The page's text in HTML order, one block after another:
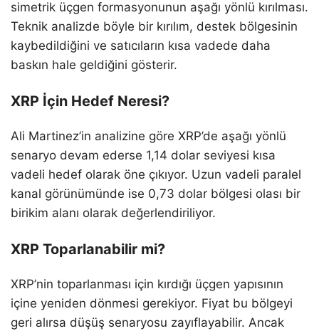
simetrik üçgen formasyonunun aşağı yönlü kırılması.
Teknik analizde böyle bir kırılım, destek bölgesinin
kaybedildiğini ve satıcıların kısa vadede daha
baskın hale geldiğini gösterir.
XRP İçin Hedef Neresi?
Ali Martinez’in analizine göre XRP’de aşağı yönlü
senaryo devam ederse 1,14 dolar seviyesi kısa
vadeli hedef olarak öne çıkıyor. Uzun vadeli paralel
kanal görünümünde ise 0,73 dolar bölgesi olası bir
birikim alanı olarak değerlendiriliyor.
XRP Toparlanabilir mi?
XRP’nin toparlanması için kırdığı üçgen yapısının
içine yeniden dönmesi gerekiyor. Fiyat bu bölgeyi
geri alırsa düşüş senaryosu zayıflayabilir. Ancak